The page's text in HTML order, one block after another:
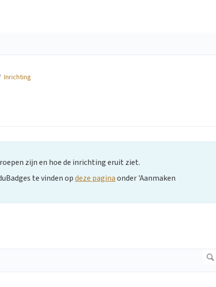
Inrichting
zijn en hoe de inrichting eruit ziet.
te vinden opdeze paginaonder 'Aanmaken